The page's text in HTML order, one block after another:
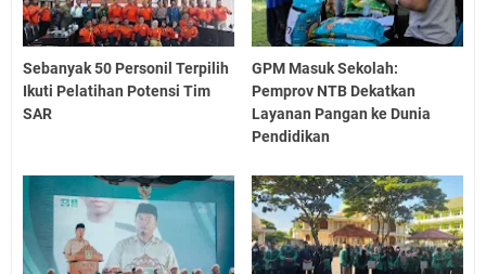
Sebanyak 50 Personil Terpilih
Ikuti Pelatihan Potensi Tim
SAR
GPM Masuk Sekolah:
Pemprov NTB Dekatkan
Layanan Pangan ke Dunia
Pendidikan